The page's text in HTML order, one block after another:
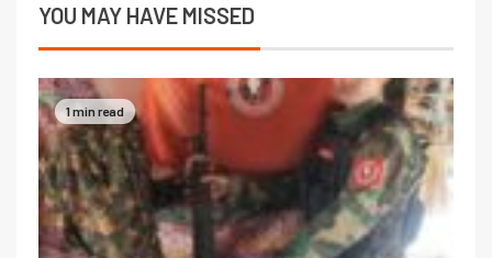
YOU MAY HAVE MISSED
1 min read